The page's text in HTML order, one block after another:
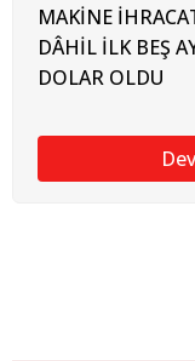
MAKİNE
DÂHİL İLK BEŞ
DOLAR OLDU